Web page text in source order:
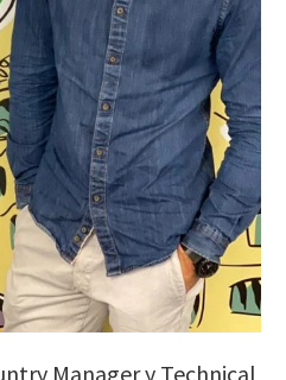
Manager y Technical